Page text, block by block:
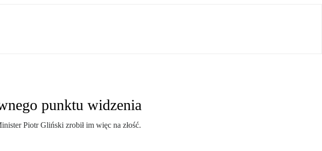
punktu widzenia
Piotr Gliński zrobił im więc na złość.